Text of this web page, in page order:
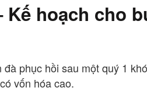
Kế hoạch cho
phục hồi sau một quý 1
vốn hóa cao.